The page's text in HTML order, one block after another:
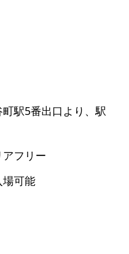
駅5番出口より、駅
アフリー
場可能